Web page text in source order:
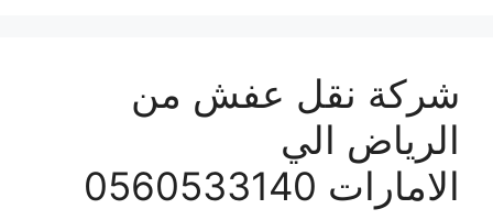
شركة نقل عفش من
الرياض الي
الامارات 0560533140